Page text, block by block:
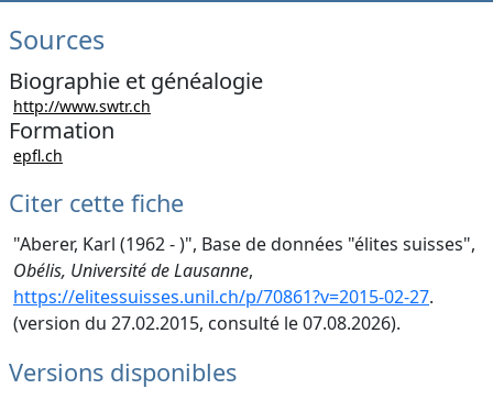
Sources
Biographie et généalogie
http://www.swtr.ch
Formation
epfl.ch
Citer cette fiche
"Aberer, Karl (1962 - )", Base de données "élites suisses",
Obélis, Université de Lausanne,
https://elitessuisses.unil.ch/p/70861?v=2015-02-27.
(version du 27.02.2015, consulté le 07.08.2026).
Versions disponibles